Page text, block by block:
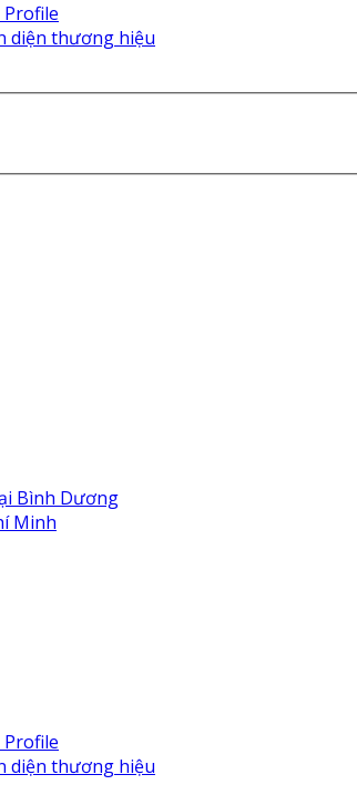
diện thương hiệu
Bình Dương
Minh
diện thương hiệu